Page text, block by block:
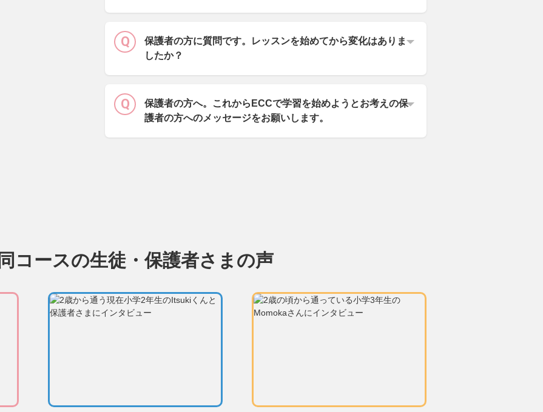
保護者の方に質問です。レッスンを始めてから変化はありま
したか？
保護者の方へ。これからECCで学習を始めようとお考えの保
護者の方へのメッセージをお願いします。
同コースの生徒・保護者さまの声